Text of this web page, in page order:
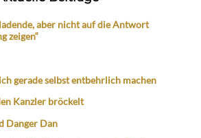
aber nicht auf die Antwort
zeigen“
gerade selbst entbehrlich machen
Kanzler bröckelt
Danger Dan